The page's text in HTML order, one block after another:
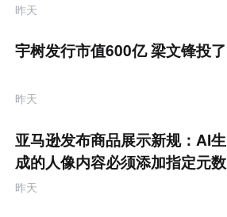
昨天
宇树发行市值600亿 梁文锋投了
昨天
亚马逊发布商品展示新规：AI生
成的人像内容必须添加指定元数
据
昨天